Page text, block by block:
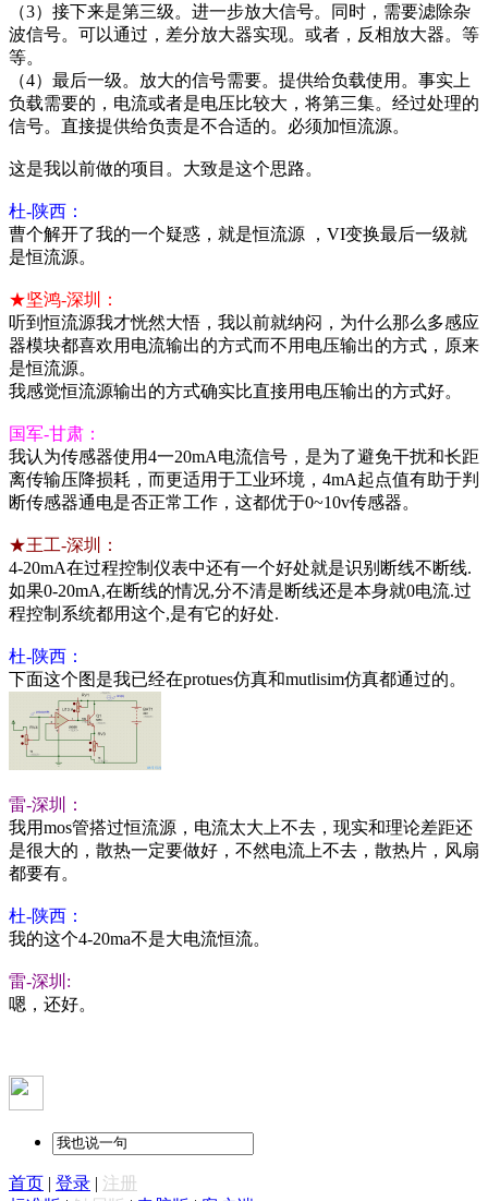
（3）接下来是第三级。进一步放大信号。同时，需要滤除杂
波信号。可以通过，差分放大器实现。或者，反相放大器。等
等。
（4）最后一级。放大的信号需要。提供给负载使用。事实上
负载需要的，电流或者是电压比较大，将第三集。经过处理的
信号。直接提供给负责是不合适的。必须加恒流源。
这是我以前做的项目。大致是这个思路。
杜-陕西：
曹个解开了我的一个疑惑，就是恒流源 ，VI变换最后一级就
是恒流源。
★坚鸿-深圳：
听到恒流源我才恍然大悟，我以前就纳闷，为什么那么多感应
器模块都喜欢用电流输出的方式而不用电压输出的方式，原来
是恒流源。
我感觉恒流源输出的方式确实比直接用电压输出的方式好。
国军-甘肃：
我认为传感器使用4一20mA电流信号，是为了避免干扰和长距
离传输压降损耗，而更适用于工业环境，4mA起点值有助于判
断传感器通电是否正常工作，这都优于0~10v传感器。
★王工-深圳：
4-20mA在过程控制仪表中还有一个好处就是识别断线不断线.
如果0-20mA,在断线的情况,分不清是断线还是本身就0电流.过
程控制系统都用这个,是有它的好处.
杜-陕西：
下面这个图是我已经在protues仿真和mutlisim仿真都通过的。
雷-深圳：
我用mos管搭过恒流源，电流太大上不去，现实和理论差距还
是很大的，散热一定要做好，不然电流上不去，散热片，风扇
都要有。
杜-陕西：
我的这个4-20ma不是大电流恒流。
雷-深圳:
嗯，还好。
首页 | 登录 | 注册